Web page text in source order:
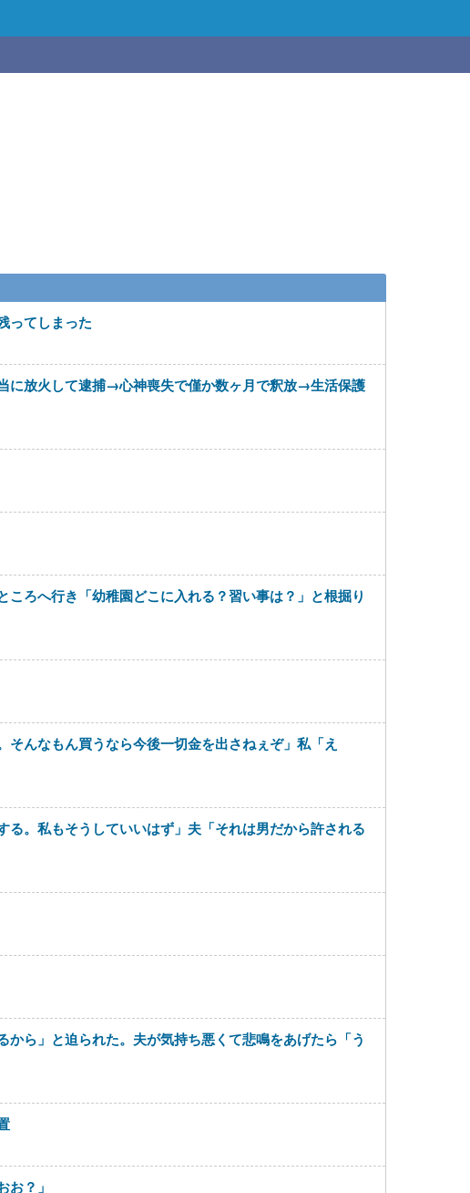
ってしまった
に放火して逮捕→心神喪失で僅か数ヶ月で釈放→生活保護
ろへ行き「幼稚園どこに入れる？習い事は？」と根掘り
んなもん買うなら今後一切金を出さねぇぞ」私「え
。私もそうしていいはず」夫「それは男だから許される
ら」と迫られた。夫が気持ち悪くて悲鳴をあげたら「う
？」